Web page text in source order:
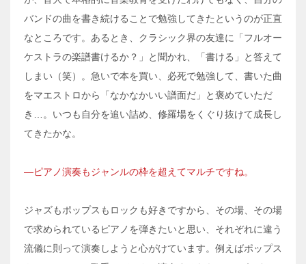
バンドの曲を書き続けることで勉強してきたというのが正直
なところです。あるとき、クラシック界の友達に「フルオー
ケストラの楽譜書けるか？」と聞かれ、「書ける」と答えて
しまい（笑）。急いで本を買い、必死で勉強して、書いた曲
をマエストロから「なかなかいい譜面だ」と褒めていただ
き…。いつも自分を追い詰め、修羅場をくぐり抜けて成長し
てきたかな。
―ピアノ演奏もジャンルの枠を超えてマルチですね。
ジャズもポップスもロックも好きですから、その場、その場
で求められているピアノを弾きたいと思い、それぞれに違う
流儀に則って演奏しようと心がけています。例えばポップス